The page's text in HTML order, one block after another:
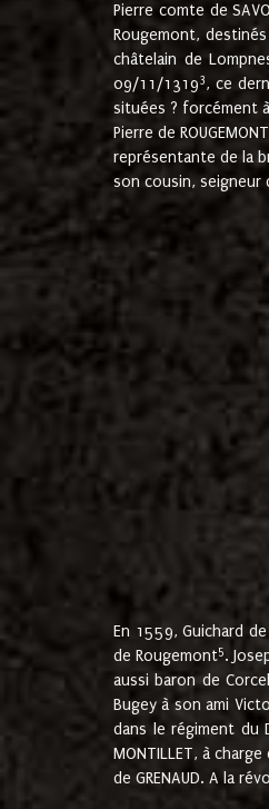
Pierre comte de
Rougemont,
châtelain de
09/11/13193, ce
situées ? forcément
Pierre de
représentante de la
son cousin, seigneur
En 1559, Guichard
de Rougemont5.
aussi baron de
Bugey à son ami
dans le régiment du
MONTILLET, à
de GRENAUD. A la